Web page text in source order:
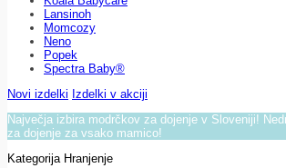
Lansinoh
Momcozy
Neno
Popek
Spectra Baby®
Novi izdelki Izdelki v akciji
Največja izbira modrčkov za dojenje v Sloveniji!
za dojenje za vsako mamico!
Kategorija Hranjenje